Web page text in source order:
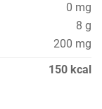
0 mg
8 g
200 mg
150 kcal